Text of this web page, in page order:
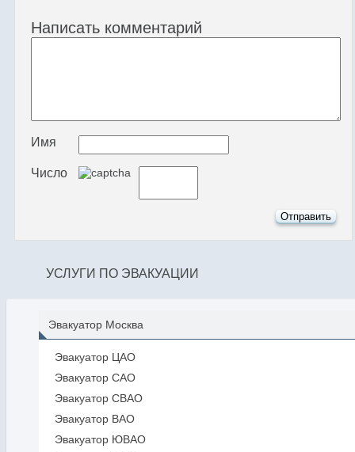
Написать комментарий
Имя
Число
УСЛУГИ ПО ЭВАКУАЦИИ
Эвакуатор Москва
Эвакуатор ЦАО
Эвакуатор САО
Эвакуатор СВАО
Эвакуатор ВАО
Эвакуатор ЮВАО